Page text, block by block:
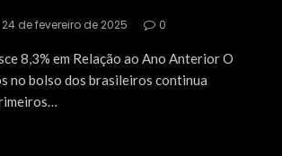
24 de fevereiro de 2025 0
8,3% em Relação ao Ano Anterior O
no bolso dos brasileiros continua